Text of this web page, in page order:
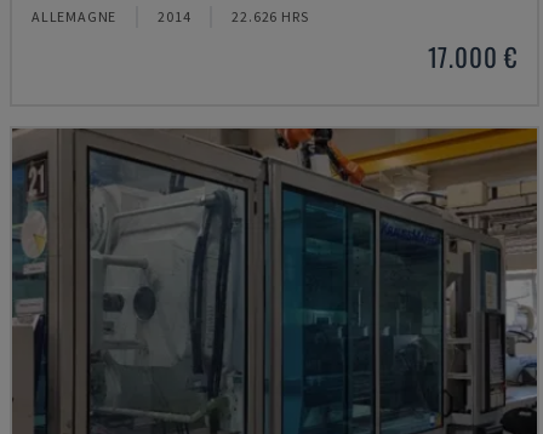
ALLEMAGNE 2014 22.626 HRS
17.000 €